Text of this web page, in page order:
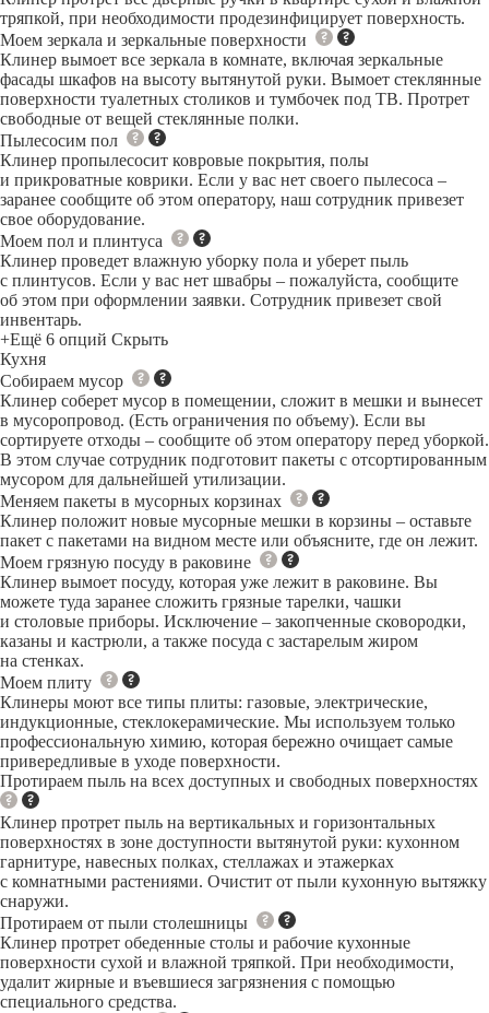
тряпкой, при необходимости продезинфицирует поверхность.
Моем зеркала и зеркальные поверхности
Клинер вымоет все зеркала в комнате, включая зеркальные
фасады шкафов на высоту вытянутой руки. Вымоет стеклянные
поверхности туалетных столиков и тумбочек под ТВ. Протрет
свободные от вещей стеклянные полки.
Пылесосим пол
Клинер пропылесосит ковровые покрытия, полы
и прикроватные коврики. Если у вас нет своего пылесоса –
заранее сообщите об этом оператору, наш сотрудник привезет
свое оборудование.
Моем пол и плинтуса
Клинер проведет влажную уборку пола и уберет пыль
с плинтусов. Если у вас нет швабры – пожалуйста, сообщите
об этом при оформлении заявки. Сотрудник привезет свой
инвентарь.
+Ещё 6 опций Скрыть
Кухня
Собираем мусор
Клинер соберет мусор в помещении, сложит в мешки и вынесет
в мусоропровод. (Есть ограничения по объему). Если вы
сортируете отходы – сообщите об этом оператору перед уборкой.
В этом случае сотрудник подготовит пакеты с отсортированным
мусором для дальнейшей утилизации.
Меняем пакеты в мусорных корзинах
Клинер положит новые мусорные мешки в корзины – оставьте
пакет с пакетами на видном месте или объясните, где он лежит.
Моем грязную посуду в раковине
Клинер вымоет посуду, которая уже лежит в раковине. Вы
можете туда заранее сложить грязные тарелки, чашки
и столовые приборы. Исключение – закопченные сковородки,
казаны и кастрюли, а также посуда с застарелым жиром
на стенках.
Моем плиту
Клинеры моют все типы плиты: газовые, электрические,
индукционные, стеклокерамические. Мы используем только
профессиональную химию, которая бережно очищает самые
привередливые в уходе поверхности.
Протираем пыль на всех доступных и свободных поверхностях
Клинер протрет пыль на вертикальных и горизонтальных
поверхностях в зоне доступности вытянутой руки: кухонном
гарнитуре, навесных полках, стеллажах и этажерках
с комнатными растениями. Очистит от пыли кухонную вытяжку
снаружи.
Протираем от пыли столешницы
Клинер протрет обеденные столы и рабочие кухонные
поверхности сухой и влажной тряпкой. При необходимости,
удалит жирные и въевшиеся загрязнения с помощью
специального средства.